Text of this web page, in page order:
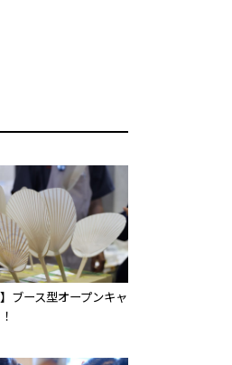
ブース型オープンキャ